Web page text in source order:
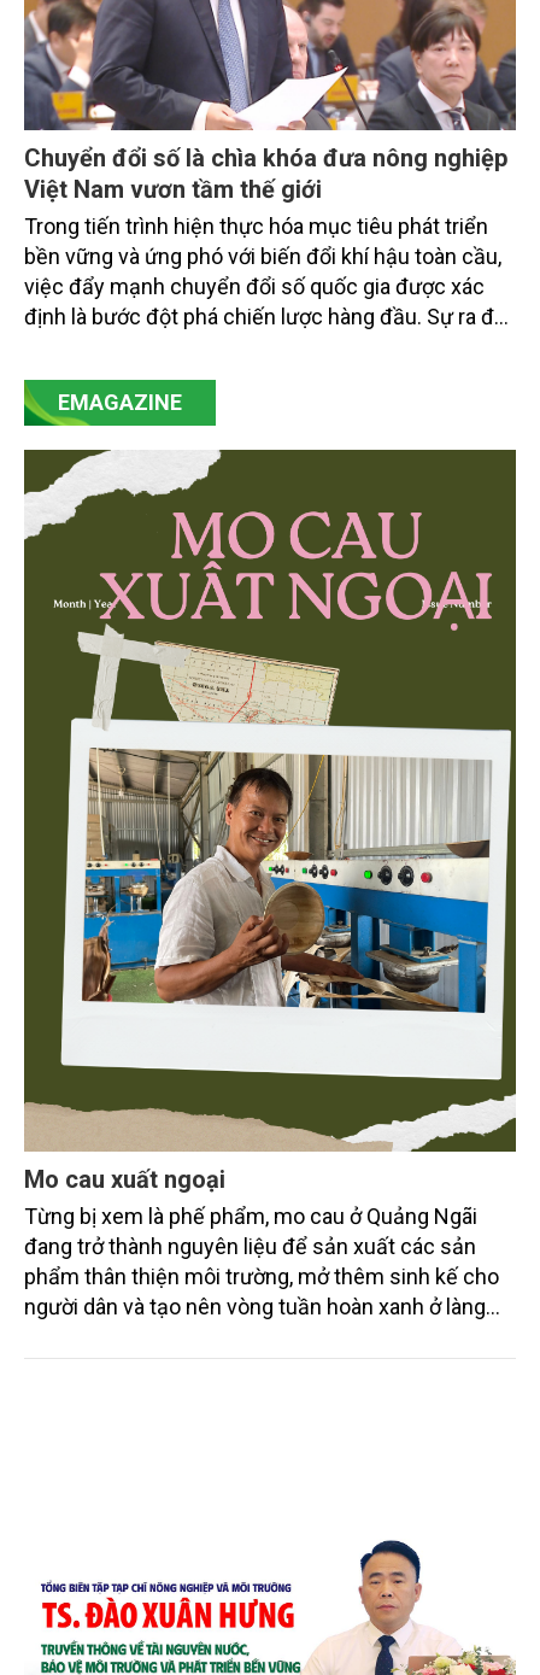
Chuyển đổi số là chìa khóa đưa nông nghiệp
Việt Nam vươn tầm thế giới
Trong tiến trình hiện thực hóa mục tiêu phát triển
bền vững và ứng phó với biến đổi khí hậu toàn cầu,
việc đẩy mạnh chuyển đổi số quốc gia được xác
định là bước đột phá chiến lược hàng đầu. Sự ra đời
mạnh mẽ, thúc đẩy quá trình cải cách toàn diện,
minh bạch hóa chuỗi cung ứng và nâng cao hiệu
then chốt là nông nghiệp và môi trường.
EMAGAZINE
Mo cau xuất ngoại
Từng bị xem là phế phẩm, mo cau ở Quảng Ngãi
đang trở thành nguyên liệu để sản xuất các sản
phẩm thân thiện môi trường, mở thêm sinh kế cho
người dân và tạo nên vòng tuần hoàn xanh ở làng
chén, dĩa... từ mo cau đã được thị trường trong nước